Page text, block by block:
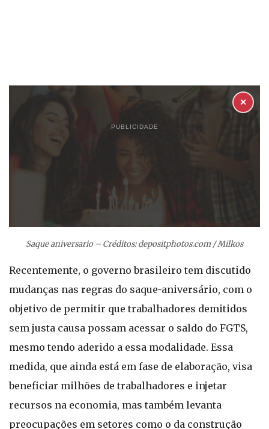
PUBLICIDADE
✕
Saque aniversario – Créditos: depositphotos.com / Milkos
Recentemente, o governo brasileiro tem discutido
mudanças nas regras do saque-aniversário, com o
objetivo de permitir que trabalhadores demitidos
sem justa causa possam acessar o saldo do FGTS,
mesmo tendo aderido a essa modalidade. Essa
medida, que ainda está em fase de elaboração, visa
beneficiar milhões de trabalhadores e injetar
recursos na economia, mas também levanta
preocupações em setores como o da construção